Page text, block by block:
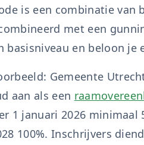
is een combinatie van
met een
basisniveau en beloon je
Gemeente
aan als een
1 januari 2026
100%. Inschrijvers